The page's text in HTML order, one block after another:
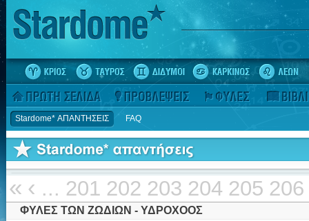
Stardome* ΑΠΑΝΤΗΣΕΙΣ FAQ
« ‹ ... 201 202 203 204 205 206
ΦΥΛΕΣ ΤΩΝ ΖΩΔΙΩΝ - ΥΔΡΟΧΟΟΣ